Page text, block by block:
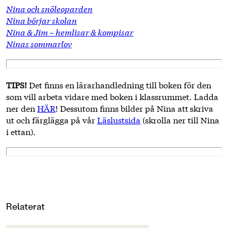
Nina och snöleoparden
Nina börjar skolan
Nina & Jim – hemlisar & kompisar
Ninas sommarlov
TIPS!Det finns en lärarhandledning till boken för den
som vill arbeta vidare med boken i klassrummet. Ladda
ner den HÄR! Dessutom finns bilder på Nina attskriva
ut och färglägga på vårLäslustsida (skrolla ner till Nina
i ettan).
Relaterat